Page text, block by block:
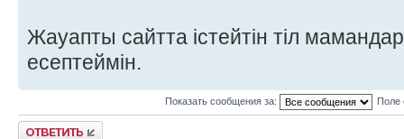
Жауапты сайтта істейтін тіл
есептеймін.
Показать сообщения за: Поле
Ответить